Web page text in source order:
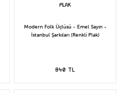
Modern Folk Üçlüsü - Emel Sayın -
İstanbul Şarkıları (Renkli Plak)
840 TL